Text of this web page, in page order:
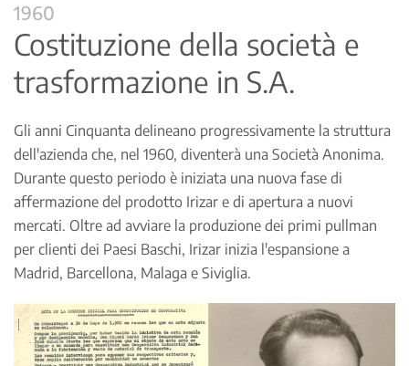
1960
Costituzione della società e
trasformazione in S.A.
Gli anni Cinquanta delineano progressivamente la struttura
dell'azienda che, nel 1960, diventerà una Società Anonima.
Durante questo periodo è iniziata una nuova fase di
affermazione del prodotto Irizar e di apertura a nuovi
mercati. Oltre ad avviare la produzione dei primi pullman
per clienti dei Paesi Baschi, Irizar inizia l'espansione a
Madrid, Barcellona, Malaga e Siviglia.